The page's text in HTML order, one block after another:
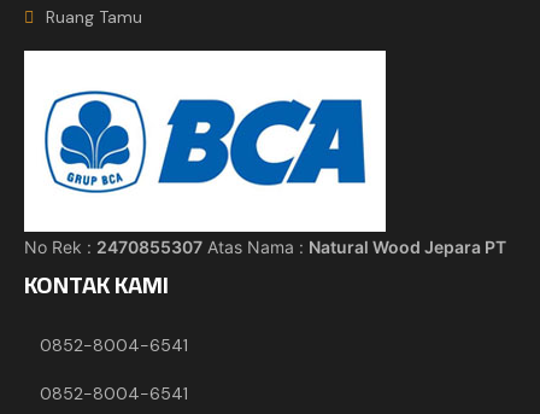
Ruang Tamu
No Rek : 2470855307 Atas Nama : Natural Wood Jepara PT
KONTAK KAMI
0852-8004-6541
0852-8004-6541